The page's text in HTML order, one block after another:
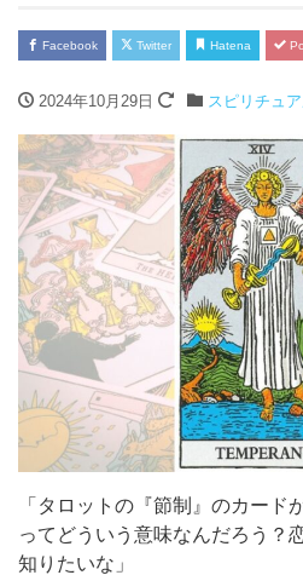
Facebook Twitter Hatena
2024年10月29日 スピリチュ
「タロットの『節制』のカード
ってどういう意味なんだろう？
知りたいな」